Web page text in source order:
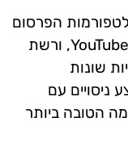
הפרסום
הנוספות שמציעות גוגל, כמו YouTube, Gmail, ורשת
שונות
ניסויים עם
הטובה ביותר